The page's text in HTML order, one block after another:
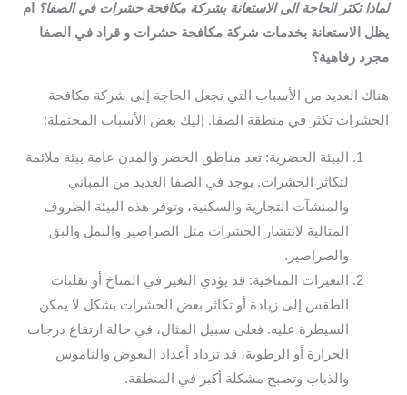
لماذا تكثر الحاجة الى الاستعانة بشركة مكافحة حشرات في الصفا؟
ام
يظل الاستعانة بخدمات شركة مكافحة حشرات و قراد في الصفا
مجرد رفاهية؟
هناك العديد من الأسباب التي تجعل الحاجة إلى شركة مكافحة
الحشرات تكثر في منطقة الصفا. إليك بعض الأسباب المحتملة:
البيئة الحضرية: تعد مناطق الحضر والمدن عامة بيئة ملائمة
لتكاثر الحشرات. يوجد في الصفا العديد من المباني
والمنشآت التجارية والسكنية، وتوفر هذه البيئة الظروف
المثالية لانتشار الحشرات مثل الصراصير والنمل والبق
والصراصير.
التغيرات المناخية: قد يؤدي التغير في المناخ أو تقلبات
الطقس إلى زيادة أو تكاثر بعض الحشرات بشكل لا يمكن
السيطرة عليه. فعلى سبيل المثال، في حالة ارتفاع درجات
الحرارة أو الرطوبة، قد تزداد أعداد البعوض والناموس
والذباب وتصبح مشكلة أكبر في المنطقة.